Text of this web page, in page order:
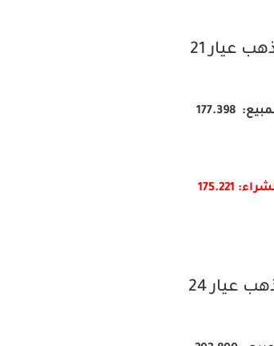
عيار 21
177.398
175.
221
عيار 24